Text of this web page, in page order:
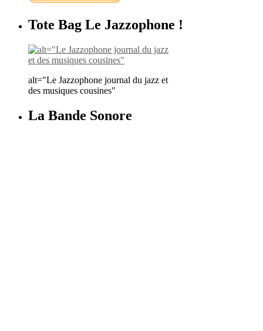
Tote Bag Le Jazzophone !
alt="Le Jazzophone journal du jazz et
des musiques cousines"
La Bande Sonore